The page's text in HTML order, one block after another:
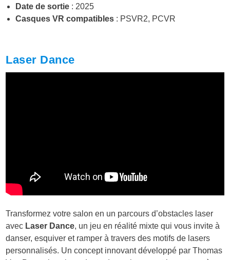
Date de sortie : 2025
Casques VR compatibles : PSVR2, PCVR
Laser Dance
Transformez votre salon en un parcours d’obstacles laser
avec Laser Dance, un jeu en réalité mixte qui vous invite à
danser, esquiver et ramper à travers des motifs de lasers
personnalisés. Un concept innovant développé par Thomas